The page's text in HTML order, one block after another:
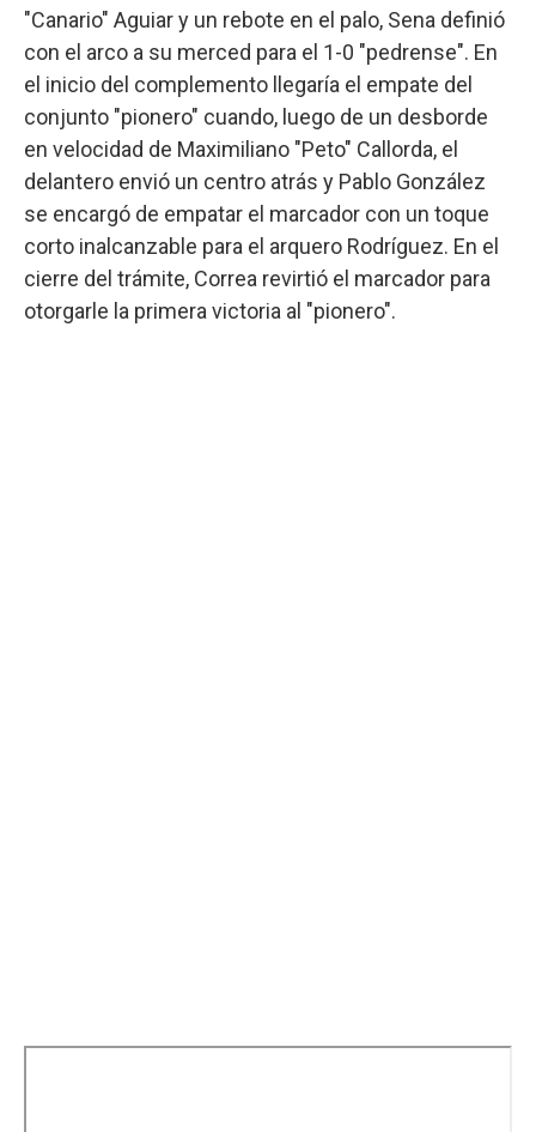
"Canario" Aguiar y un rebote en el palo, Sena definió
con el arco a su merced para el 1-0 "pedrense". En
el inicio del complemento llegaría el empate del
conjunto "pionero" cuando, luego de un desborde
en velocidad de Maximiliano "Peto" Callorda, el
delantero envió un centro atrás y Pablo González
se encargó de empatar el marcador con un toque
corto inalcanzable para el arquero Rodríguez. En el
cierre del trámite, Correa revirtió el marcador para
otorgarle la primera victoria al "pionero".